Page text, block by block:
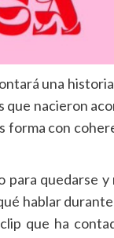
una
nacieron
con
para quedarse
hablar
que ha